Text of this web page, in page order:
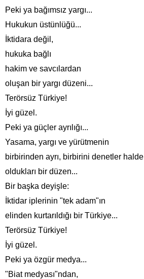
Peki ya bağımsız yargı...
Hukukun üstünlüğü...
İktidara değil,
hukuka bağlı
hakim ve savcılardan
oluşan bir yargı düzeni...
Terörsüz Türkiye!
İyi güzel.
Peki ya güçler ayrılığı...
Yasama, yargı ve yürütmenin
birbirinden ayrı, birbirini denetler halde
oldukları bir düzen...
Bir başka deyişle:
İktidar iplerinin "tek adam"ın
elinden kurtarıldığı bir Türkiye...
Terörsüz Türkiye!
İyi güzel.
Peki ya özgür medya...
"Biat medyası"ndan,